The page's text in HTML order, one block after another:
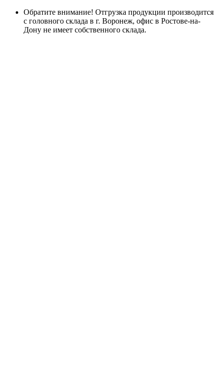
Обратите внимание! Отгрузка продукции производится
с головного склада в г. Воронеж, офис в Ростове-на-
Дону не имеет собственного склада.